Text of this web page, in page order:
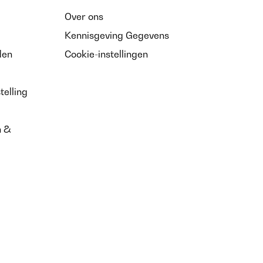
&
Over ons
Kennisgeving Gegevens
Cookie-instellingen